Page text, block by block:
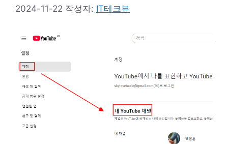
2024-11-22 작성자: IT테크뷰